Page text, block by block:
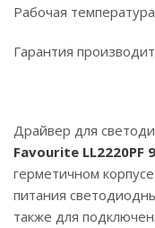
Рабочая
Гарантия
Драйвер для
Favourite LL2220PF
герметичном
питания
также для